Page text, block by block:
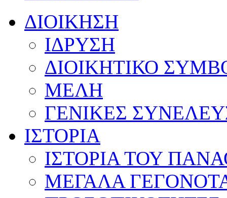
ΔΙΟΙΚΗΣΗ
ΙΔΡΥΣΗ
ΔΙΟΙΚΗΤΙΚΟ
ΜΕΛΗ
ΓΕΝΙΚΕΣ
ΙΣΤΟΡΙΑ
ΙΣΤΟΡΙΑ ΤΟΥ
ΜΕΓΑΛΑ